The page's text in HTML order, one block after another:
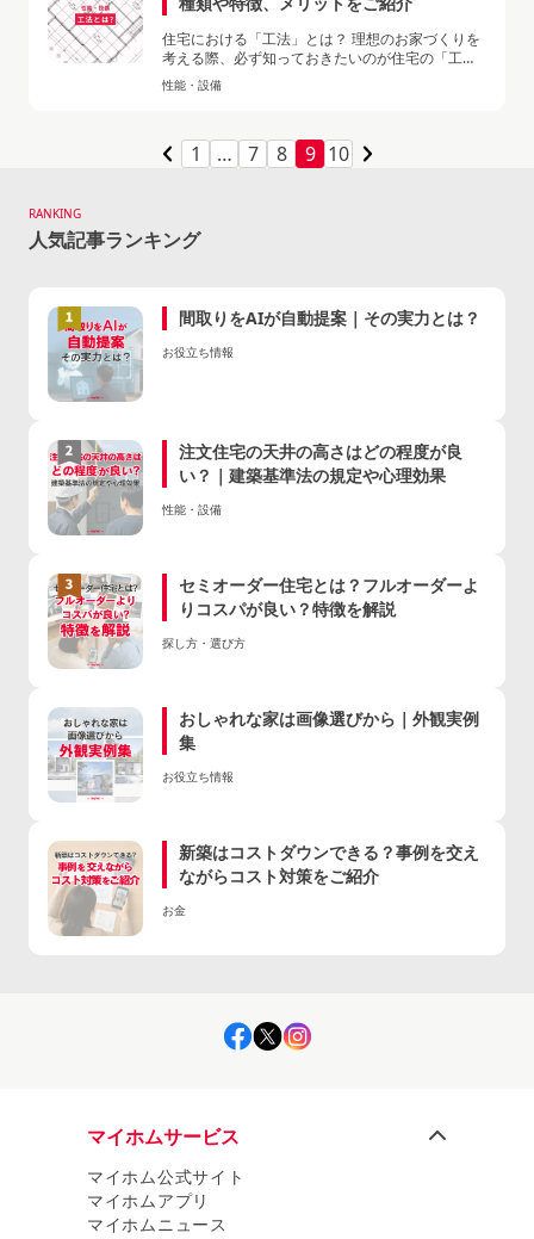
住宅における「工法」とは？ 理想のお家づくりを
考える際、必ず知っておきたいのが住宅の「工
法」と「構造」。 本記事では住宅における工法の
基礎知識から工法ごとの特徴…
性能・設備
の
ペ
1 … 7 8 9 10
RANKING
人気記事ランキング
間取りをAIが自動提案｜その実力とは？
お役立ち情報
注文住宅の天井の高さはどの程度が良
い？｜建築基準法の規定や心理効果
性能・設備
セミオーダー住宅とは？フルオーダーよ
りコスパが良い？特徴を解説
探し方・選び方
おしゃれな家は画像選びから｜外観実例
集
お役立ち情報
新築はコストダウンできる？事例を交え
ながらコスト対策をご紹介
お金
マイホムサービス
マイホム公式サイト
マイホムアプリ
マイホムニュース